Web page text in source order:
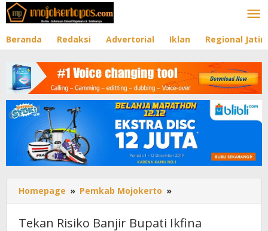
Lewati
ke
Beranda Redaksi Advertorial Iklan Regional Jatim
Homepage » Pemkab Mojokerto »
Risiko
Banjir
Bupati
Tekan Risiko Banjir Bupati Ikfina